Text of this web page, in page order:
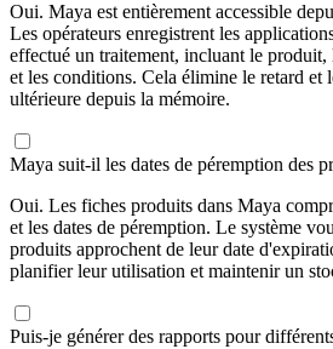
Oui. Maya est entièrement accessible
Les opérateurs enregistrent les
effectué un traitement, incluant le produit,
et les conditions. Cela élimine le retard et
ultérieure depuis la mémoire.
Maya suit-il les dates de péremption des
Oui. Les fiches produits dans Maya
et les dates de péremption. Le système
produits approchent de leur date
planifier leur utilisation et maintenir un
Puis-je générer des rapports pour